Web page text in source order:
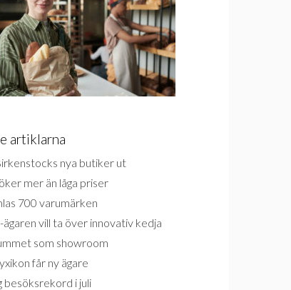
artiklarna
nya butiker ut
mer än låga priser
700 varumärken
ägaren vill ta över innovativ kedja
som showroom
får ny ägare
besöksrekord i juli